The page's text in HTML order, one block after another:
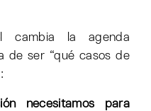
cambia la agenda
de ser “qué casos de
necesitamos para